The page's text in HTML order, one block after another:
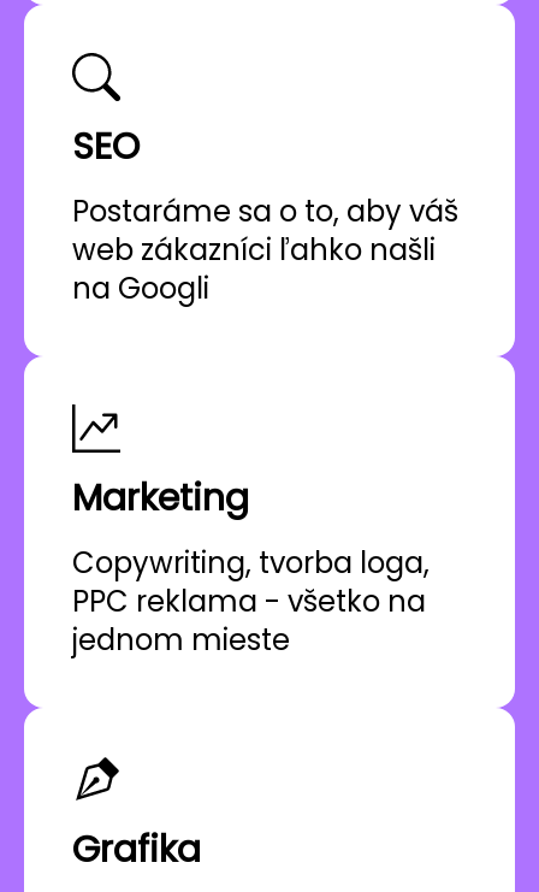
SEO
Postaráme sa o to, aby váš
web zákazníci ľahko našli
na Googli
Marketing
Copywriting, tvorba loga,
PPC reklama - všetko na
jednom mieste
Grafika